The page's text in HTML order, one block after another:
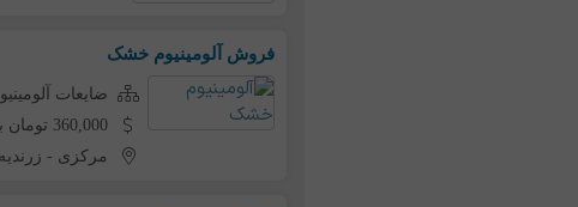
فروش آلومینیوم خشک
ضایعات
360,000 تومان به ازای هر کیلو
مرکزی - زرندیه